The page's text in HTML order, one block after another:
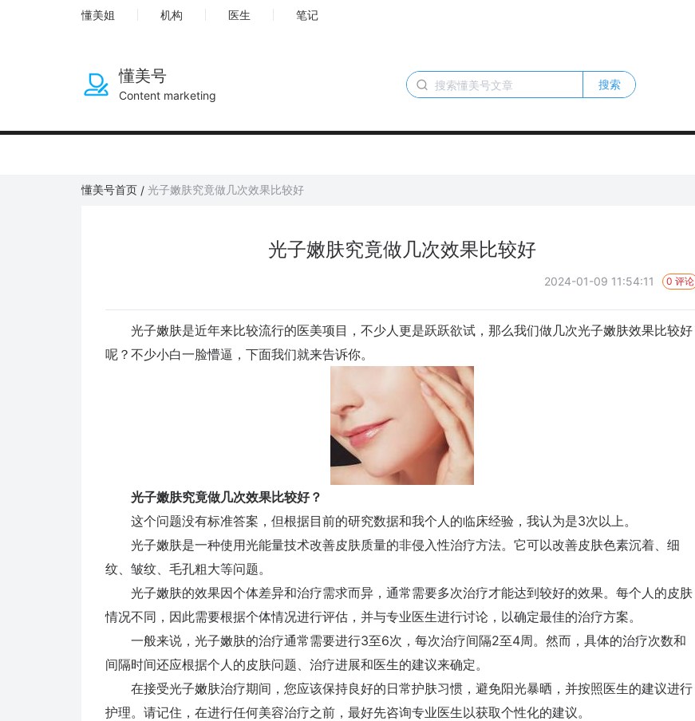
懂美姐 机构 医生 笔记
懂美号
Content marketing
搜索
懂美号首页 / 光子嫩肤究竟做几次效果比较好
光子嫩肤究竟做几次效果比较好
2024-01-09 11:54:11 0 评论
光子嫩肤是近年来比较流行的医美项目，不少人更是跃跃欲试，那么我们做几次光子嫩肤效果比较好
呢？不少小白一脸懵逼，下面我们就来告诉你。
光子嫩肤究竟做几次效果比较好？
这个问题没有标准答案，但根据目前的研究数据和我个人的临床经验，我认为是3次以上。
光子嫩肤是一种使用光能量技术改善皮肤质量的非侵入性治疗方法。它可以改善皮肤色素沉着、细
纹、皱纹、毛孔粗大等问题。
光子嫩肤的效果因个体差异和治疗需求而异，通常需要多次治疗才能达到较好的效果。每个人的皮肤
情况不同，因此需要根据个体情况进行评估，并与专业医生进行讨论，以确定最佳的治疗方案。
一般来说，光子嫩肤的治疗通常需要进行3至6次，每次治疗间隔2至4周。然而，具体的治疗次数和
间隔时间还应根据个人的皮肤问题、治疗进展和医生的建议来确定。
在接受光子嫩肤治疗期间，您应该保持良好的日常护肤习惯，避免阳光暴晒，并按照医生的建议进行
护理。请记住，在进行任何美容治疗之前，最好先咨询专业医生以获取个性化的建议。